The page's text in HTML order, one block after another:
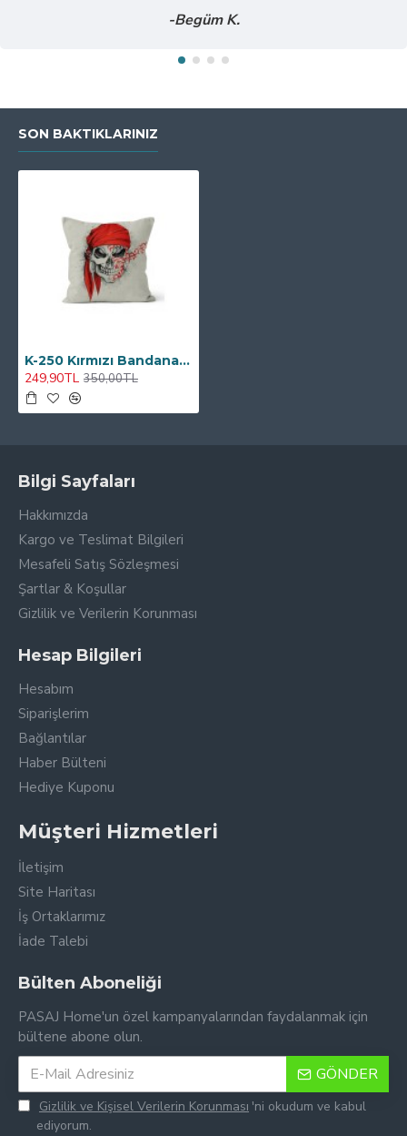
-Begüm K.
SON BAKTIKLARINIZ
K-250 Kırmızı Bandana Kurukafa Çift Tarafı Baskılı Kırlent Kılıfı
249,90TL 350,00TL
Bilgi Sayfaları
Hakkımızda
Kargo ve Teslimat Bilgileri
Mesafeli Satış Sözleşmesi
Şartlar & Koşullar
Gizlilik ve Verilerin Korunması
Hesap Bilgileri
Hesabım
Siparişlerim
Bağlantılar
Haber Bülteni
Hediye Kuponu
Müşteri Hizmetleri
İletişim
Site Haritası
İş Ortaklarımız
İade Talebi
Bülten Aboneliği
PASAJ Home'un özel kampanyalarından faydalanmak için
bültene abone olun.
GÖNDER
Gizlilik ve Kişisel Verilerin Korunması 'ni okudum ve kabul
ediyorum.